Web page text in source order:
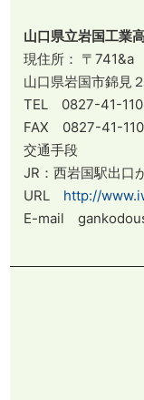
山口県立岩国工業
現住所： 〒741&a
山口県岩国市錦見
TEL 0827-41-
FAX 0827-41-
交通手段
JR：西岩国駅出口
URL http://
E-mail